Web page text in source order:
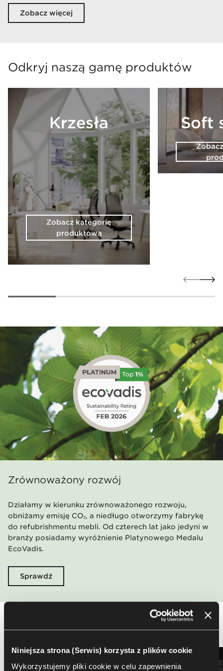
Niniejsza strona (Serwis) korzysta z plików cookie
Wykorzystujemy pliki cookie w celu zapewnienia
Zobacz więcej
Odkryj naszą gamę produktów
Krzesła
Zobacz kategorię
produktową
Soft
Zrównoważony rozwój
Działamy w kierunku zrównoważonego rozwoju,
obniżamy emisję CO₂, a niedługo otworzymy fabrykę
do refubrishmentu mebli. Od czterech lat jako jedyni w
branży posiadamy wyróżnienie Platynowego Medalu
EcoVadis.
Sprawdź
Projektanci